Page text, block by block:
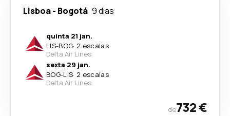
Lisboa- Bogotá 9 dias
quinta 21 jan.
LIS-BOG· 2 escalas
Delta Air Lines
sexta 29 jan.
BOG-LIS· 2 escalas
Delta Air Lines
de732 €